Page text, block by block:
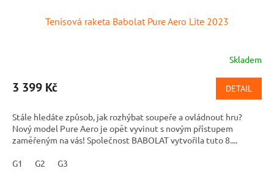
Tenisová raketa Babolat Pure Aero Lite 2023
Skladem
3 399 Kč DETAIL
Stále hledáte způsob, jak rozhýbat soupeře a ovládnout hru?
Nový model Pure Aero je opět vyvinut s novým přístupem
zaměřeným na vás! Společnost BABOLAT vytvořila tuto 8....
G1 G2 G3